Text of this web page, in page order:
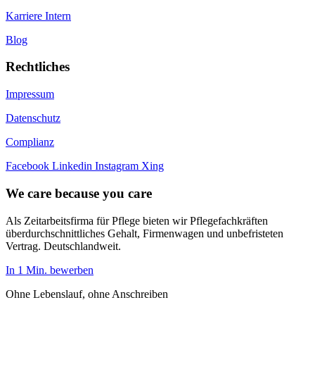
Karriere Intern
Blog
Rechtliches
Impressum
Datenschutz
Complianz
Facebook Linkedin Instagram Xing
We care because you care
Als Zeitarbeitsfirma für Pflege bieten wir Pflegefachkräften
überdurchschnittliches Gehalt, Firmenwagen und unbefristeten
Vertrag. Deutschlandweit.
In 1 Min. bewerben
Ohne Lebenslauf, ohne Anschreiben